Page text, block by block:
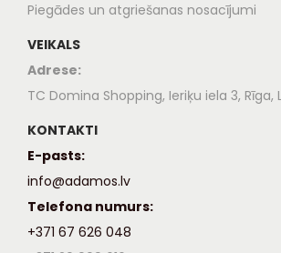
Piegādes un atgriešanas nosacījumi
VEIKALS
Adrese:
TC Domina Shopping, Ieriķu iela 3, Rīga,
KONTAKTI
E-pasts:
info@adamos.lv
Telefona numurs:
+371 67 626 048